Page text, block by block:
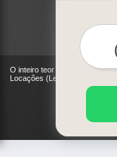
O inteiro teor deste site está
Locações (Lei 9610 de 19/02/